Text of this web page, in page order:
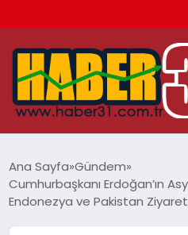
HATAY
Ana Sayfa Gündem
Cumhurbaşkanı Erdoğan’ın
Endonezya ve Pakistan